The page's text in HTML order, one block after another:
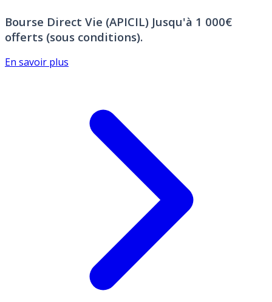
Bourse Direct Vie (APICIL) Jusqu'à 1 000€
offerts (sous conditions).
En savoir plus